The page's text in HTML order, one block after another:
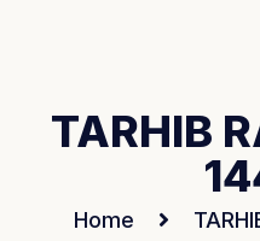
TARHIB
Home